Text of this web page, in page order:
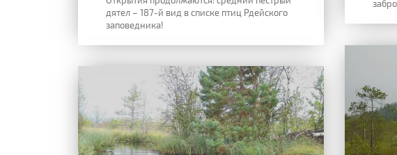
дятел – 187-й вид в списке птиц Рдейского
заповедника!